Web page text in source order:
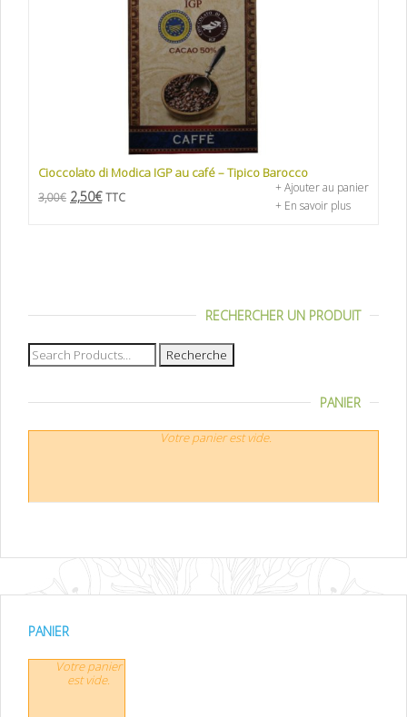
Cioccolato di Modica IGP au café – Tipico Barocco
3,00€ 2,50€ TTC
+ Ajouter au panier
+ En savoir plus
RECHERCHER UN PRODUIT
Recherche
pour :
PANIER
Votre panier est vide.
PANIER
Votre panier
est vide.